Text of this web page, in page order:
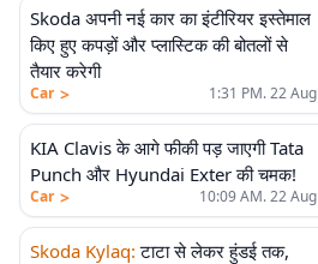
Skoda अपनी नई कार का इंटीरियर इस्तेमाल
किए हुए कपड़ों और प्लास्टिक की बोतलों से
तैयार करेगी
Car > 1:31 PM. 22 Aug
KIA Clavis के आगे फीकी पड़ जाएगी Tata
Punch और Hyundai Exter की चमक!
Car > 10:09 AM. 22 Aug
Skoda Kylaq: टाटा से लेकर हुंडई तक,